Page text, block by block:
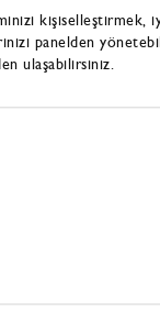
panelden
ulaşabilirsiniz.